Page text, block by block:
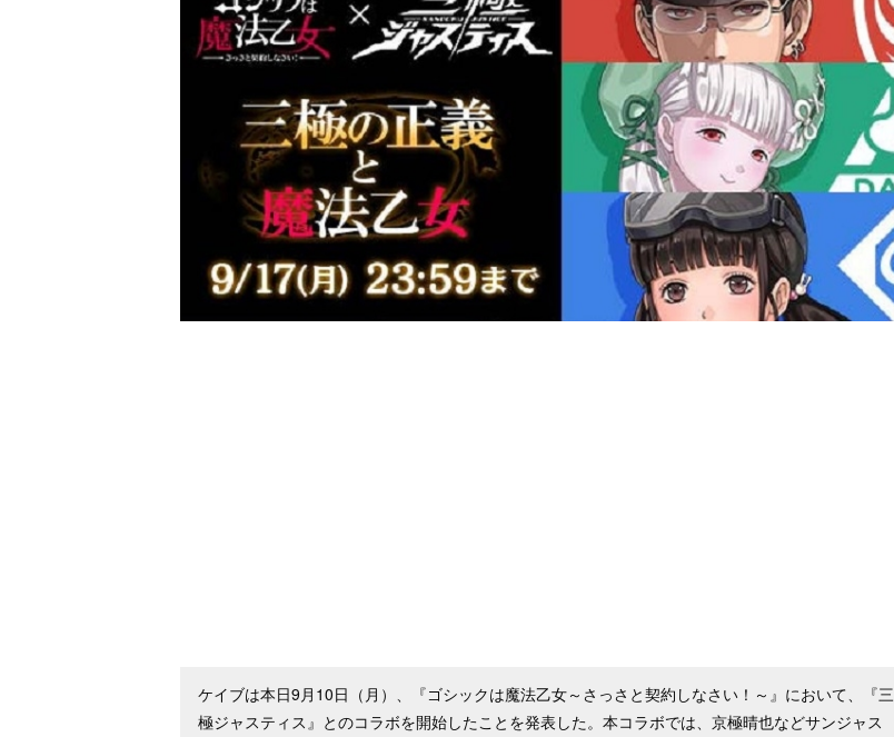
ケイブは本日9月10日（月）、『ゴシックは魔法乙女～さっさと契約しなさい！～』において、『三
極ジャスティス』とのコラボを開始したことを発表した。本コラボでは、京極晴也などサンジャス